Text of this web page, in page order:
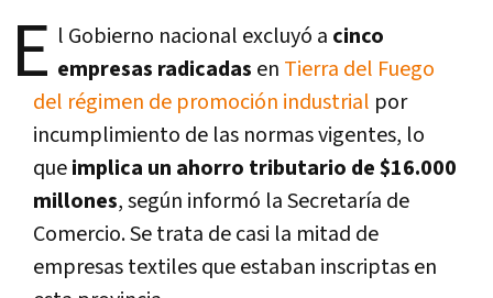
E l Gobierno nacional excluyó a cinco
empresas radicadas en Tierra del Fuego
del régimen de promoción industrial por
incumplimiento de las normas vigentes, lo
queimplica un ahorro tributario de $16.000
millones, según informó la Secretaría de
Comercio. Se trata de casi la mitad de
empresas textiles que estaban inscriptas en